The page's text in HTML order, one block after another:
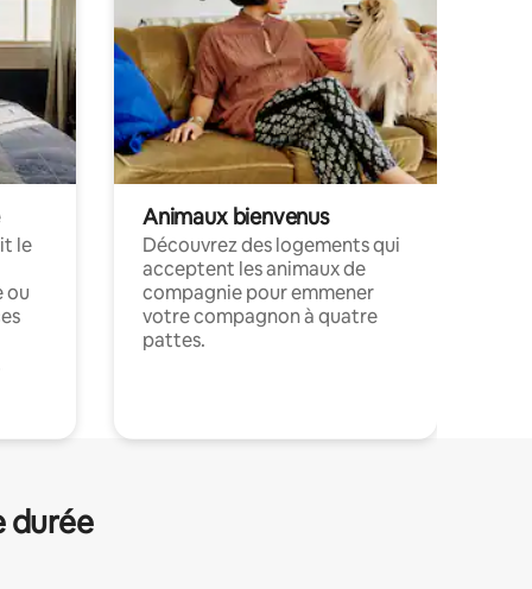
le
ou
Animaux bienvenus
Découvrez des logements qui
acceptent les animaux de
compagnie pour emmener
votre compagnon à quatre
pattes.
durée